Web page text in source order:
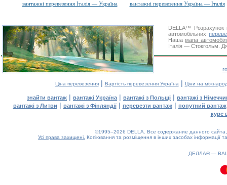
вантажні перевезення Італія — Україна
вантажні перевезення Україна — Італія
DELLA™
Розрахунок
автомобільних
Нашамапа
Італія — Стокгольм.
Ціна перевезення| Вартість перевезення Україна | Ціни на
знайти вантаж | вантажі Україна | вантажі з Польщі | вантажі з
вантажі з Литви | вантажі з Фінляндії| перевезти вантаж| попутний вантаж
курс
©1995–2026 DELLA. Все содержание данного
Усі права захищені. Копіювання та розміщення в інших засобах інформації
ДЕЛЛА® —